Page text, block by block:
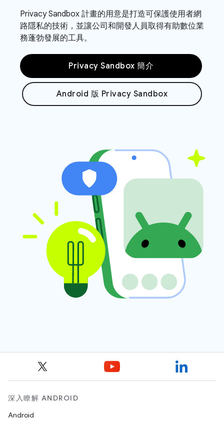
Privacy Sandbox 計畫的用意是打造可保護使用者網
路隱私的技術，並讓公司和開發人員取得有助數位業
務蓬勃發展的工具。
Privacy Sandbox 簡介
Android 版 Privacy Sandbox
深入瞭解 ANDROID
Android